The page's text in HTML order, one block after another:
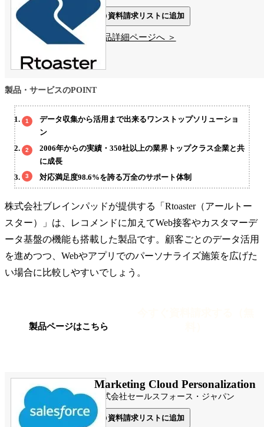
資料請求リストに追加
製品詳細ページへ ＞
製品・サービスのPOINT
データ収集から活用まで出来るワンストップソリューショ
ン
2006年からの実績・350社以上の業界トップクラス企業と共
に成長
対応満足度98.6%を誇る万全のサポート体制
株式会社ブレインパッドが提供する「Rtoaster（アールトー
スター）」は、レコメンドに加えてWeb接客やカスタマーデ
ータ基盤の機能も搭載した製品です。顧客ごとのデータ活用
を進めつつ、Webやアプリでのパーソナライズ施策を広げた
い場合に比較しやすいでしょう。
製品ページはこちら
Marketing Cloud Personalization
株式会社セールスフォース・ジャパン
資料請求リストに追加